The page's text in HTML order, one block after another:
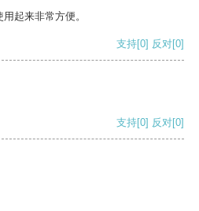
起来非常方便。
支持[0] 反对[0]
支持[0] 反对[0]